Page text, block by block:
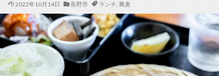
2022年10月14日 長野市 ランチ, 蕎麦